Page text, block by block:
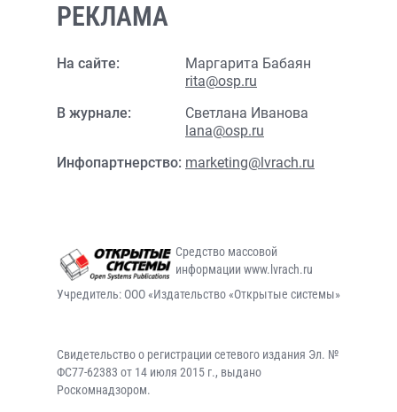
РЕКЛАМА
На сайте:
Маргарита Бабаян
rita@osp.ru
В журнале:
Светлана Иванова
lana@osp.ru
Инфопартнерство: marketing@lvrach.ru
Средство массовой
информации www.lvrach.ru
Учредитель: ООО «Издательство «Открытые системы»
Свидетельство о регистрации сетевого издания Эл. №
ФС77-62383 от 14 июля 2015 г., выдано
Роскомнадзором.